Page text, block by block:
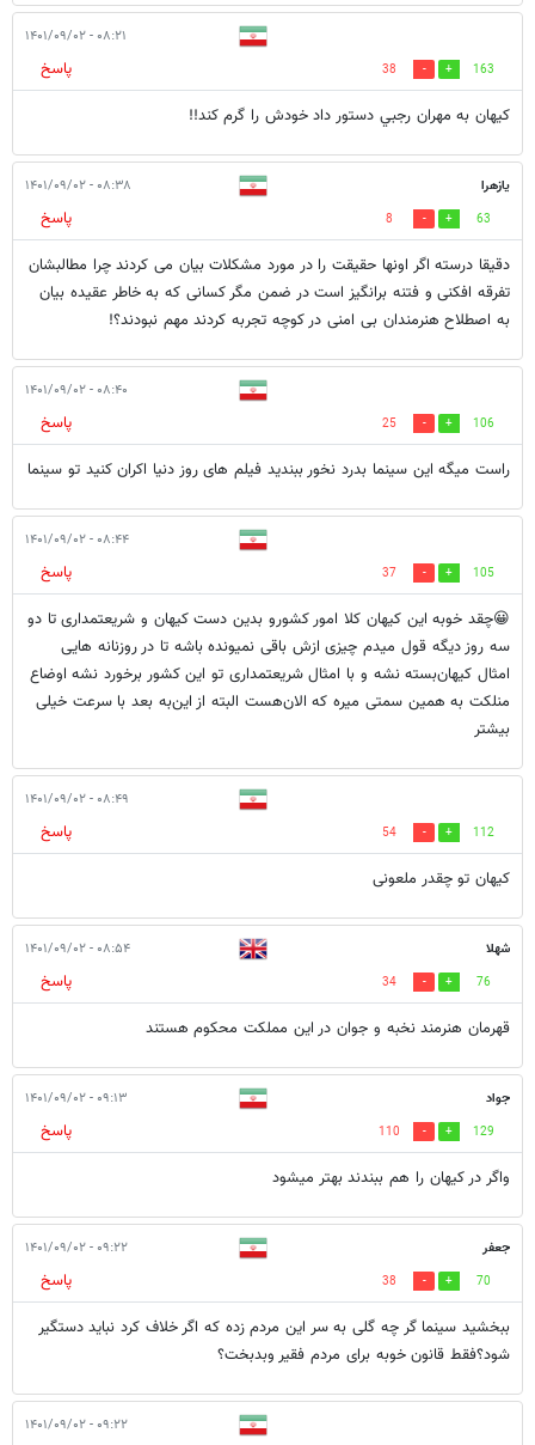
۰۸:۲۱ - ۱۴۰۱/۰۹/۰۲
163
38
پاسخ
كيهان به مهران رجبي دستور داد خودش را گرم كند!!
یازهرا ۰۸:۳۸ - ۱۴۰۱/۰۹/۰۲
63
8
پاسخ
دقیقا درسته اگر اونها حقیقت را در مورد مشکلات بیان می کردند چرا مطالبشان
تفرقه افکنی و فتنه برانگیز است در ضمن مگر کسانی که به خاطر عقیده بیان
به اصطلاح هنرمندان بی امنی در کوچه تجربه کردند مهم نبودند؟!
۰۸:۴۰ - ۱۴۰۱/۰۹/۰۲
106
25
پاسخ
راست میگه این سینما بدرد نخور ببندید فیلم های روز دنیا اکران کنید تو سینما
۰۸:۴۴ - ۱۴۰۱/۰۹/۰۲
105
37
پاسخ
😀چقد خوبه این کیهان کلا امور کشورو بدین دست کیهان و شریعتمداری تا دو
سه روز دیگه قول میدم چیزی ازش‌ باقی نمیونده باشه تا در روزنانه هایی
امثال کیهان‌بسته نشه و با امثال شریعتمداری تو این کشور برخورد نشه اوضاع
منلکت به همین سمتی میره که الان‌هست البته از این‌به بعد با سرعت خیلی
بیشتر
۰۸:۴۹ - ۱۴۰۱/۰۹/۰۲
112
54
پاسخ
کیهان تو چقدر ملعونی
شهلا ۰۸:۵۴ - ۱۴۰۱/۰۹/۰۲
76
34
پاسخ
قهرمان هنرمند نخبه و جوان در این مملکت محکوم هستند
جواد ۰۹:۱۳ - ۱۴۰۱/۰۹/۰۲
129
110
پاسخ
واگر در کیهان را هم ببندند بهتر میشود
جعفر ۰۹:۲۲ - ۱۴۰۱/۰۹/۰۲
70
38
پاسخ
ببخشید سینما گر چه گلی به سر این مردم زده که اگر خلاف کرد نباید دستگیر
شود؟فقط قانون خوبه برای مردم فقیر وبدبخت؟
۰۹:۲۲ - ۱۴۰۱/۰۹/۰۲